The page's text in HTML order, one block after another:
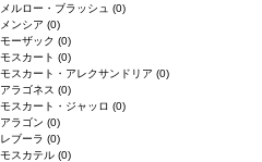
メルロー・ブラッシュ (0)
メンシア (0)
モーザック (0)
モスカート (0)
モスカート・アレクサンドリア (0)
アラゴネス (0)
モスカート・ジャッロ (0)
アラゴン (0)
レブーラ (0)
モスカテル (0)